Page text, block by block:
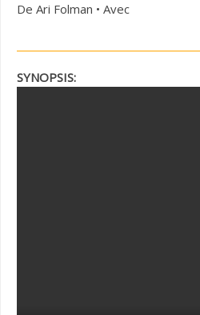
De Ari Folman • Avec
SYNOPSIS: